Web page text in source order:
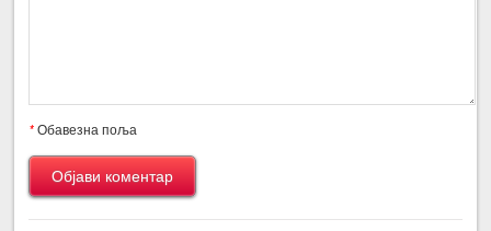
*Обавезна поља